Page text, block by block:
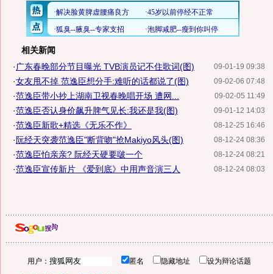
相关新闻
09-01-19 09:38
· 广东春晚部分节目曝光 TVB演员记不住歌词(图)
09-02-06 07:48
·女友甩不掉 范逸臣想分手:难听的话都说了(图)
09-02-05 11:49
·范逸臣带小抄上湖南卫视春晚唱开场 遭网...
09-01-12 14:03
·范逸臣否认身价飙升脾气见长:我还是我(图)
08-12-25 16:46
·范逸臣新歌+精选《无乐不作》
08-12-24 08:36
· 阮经天突袭范逸臣"断背吻"抢Makiyo风头(图)
08-12-24 08:21
·范逸臣怕亲亲? 阮经天硬要啵一个
08-12-24 08:03
·范逸臣宣传新片 《爱到底》中用声音演三人
用户： 匿名 隐藏地址 设为辩论话题